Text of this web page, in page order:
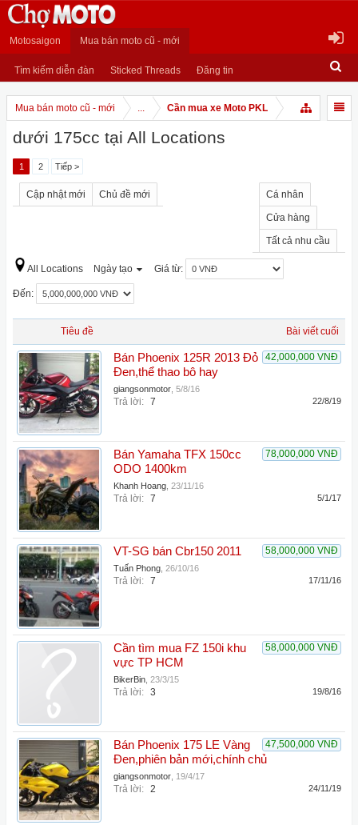
Motosaigon Mua bán moto cũ - mới
Tìm kiếm diễn đàn Sticked Threads Đăng tin
Mua bán moto cũ - mới ... Cần mua xe Moto PKL
dưới 175cc tại All Locations
1 2 Tiếp >
Cập nhật mới Chủ đề mới Cá nhân
Cửa hàng
Tất cả nhu cầu
All Locations Ngày tạo Giá từ:
Đến:
Tiêu đề Bài viết cuối
42,000,000 VNĐ
Bán Phoenix 125R 2013 Đỏ
Đen,thể thao bô hay
giangsonmotor 5/8/16
Trả lời: 7 22/8/19
78,000,000 VNĐ
Bán Yamaha TFX 150cc
ODO 1400km
Khanh Hoang 23/11/16
Trả lời: 7 5/1/17
58,000,000 VNĐ
VT-SG bán Cbr150 2011
Tuấn Phong 26/10/16
Trả lời: 7 17/11/16
58,000,000 VNĐ
Cần tìm mua FZ 150i khu
vực TP HCM
BikerBin 23/3/15
Trả lời: 3 19/8/16
47,500,000 VNĐ
Bán Phoenix 175 LE Vàng
Đen,phiên bản mới,chính chủ
giangsonmotor 19/4/17
Trả lời: 2 24/11/19